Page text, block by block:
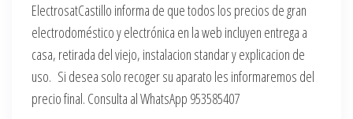
ElectrosatCastillo informa de que todos los precios de gran
electrodoméstico y electrónica en la web incluyen entrega a
casa, retirada del viejo, instalacion standar y explicacion de
uso. Si desea solo recoger su aparato les informaremos del
precio final. Consulta al WhatsApp 953585407